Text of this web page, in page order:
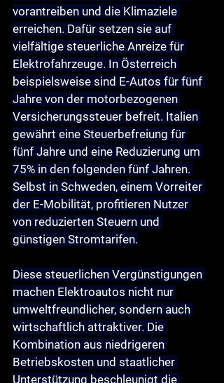
vorantreiben und die Klimaziele
erreichen. Dafür setzen sie auf
vielfältige steuerliche Anreize für
Elektrofahrzeuge. In Österreich
beispielsweise sind E-Autos für fünf
Jahre von der motorbezogenen
Versicherungssteuer befreit. Italien
gewährt eine Steuerbefreiung für
fünf Jahre und eine Reduzierung um
75% in den folgenden fünf Jahren.
Selbst in Schweden, einem Vorreiter
der E-Mobilität, profitieren Nutzer
von reduzierten Steuern und
günstigen Stromtarifen.
Diese steuerlichen Vergünstigungen
machen Elektroautos nicht nur
umweltfreundlicher, sondern auch
wirtschaftlich attraktiver. Die
Kombination aus niedrigeren
Betriebskosten und staatlicher
Unterstützung beschleunigt die